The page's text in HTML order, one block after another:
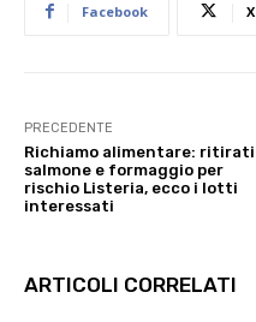
Facebook X
PRECEDENTE
Richiamo alimentare: ritirati
salmone e formaggio per
rischio Listeria, ecco i lotti
interessati
ARTICOLI CORRELATI